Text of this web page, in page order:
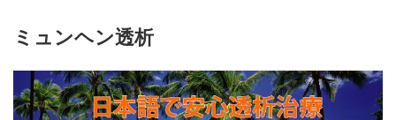
ミュンヘン透析